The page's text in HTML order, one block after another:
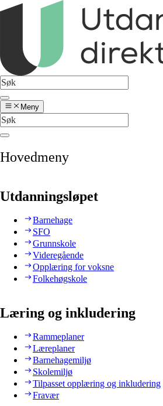
Meny
Hovedmeny
Utdanningsløpet
Barnehage
SFO
Grunnskole
Videregående
Opplæring for voksne
Folkehøgskole
Læring og inkludering
Rammeplaner
Læreplaner
Barnehagemiljø
Skolemiljø
Tilpasset opplæring og inkludering
Fravær